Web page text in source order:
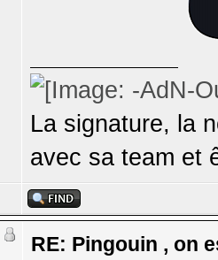
La signature, la
avec sa team et
RE: Pingouin , on